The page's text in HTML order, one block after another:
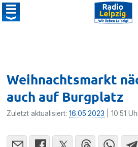
Weihnachtsmarkt
auch auf Burgplatz
Zuletzt aktualisiert:16.05.2023 | 10:51